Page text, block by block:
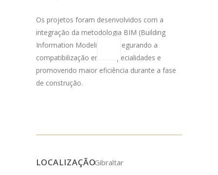
Os projetos foram desenvolvidos com a
integração da metodologia BIM (Building
Information Modeling), assegurando a
compatibilização entre especialidades e
promovendo maior eficiência durante a fase
de construção.
LOCALIZAÇÃOGibraltar